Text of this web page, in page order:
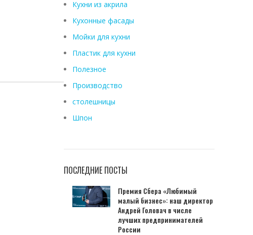
Кухни из акрила
Кухонные фасады
Мойки для кухни
Пластик для кухни
Полезное
Производство
столешницы
Шпон
ПОСЛЕДНИЕ ПОСТЫ
Премия Сбера «Любимый
малый бизнес»: наш директор
Андрей Головач в числе
лучших предпринимателей
России